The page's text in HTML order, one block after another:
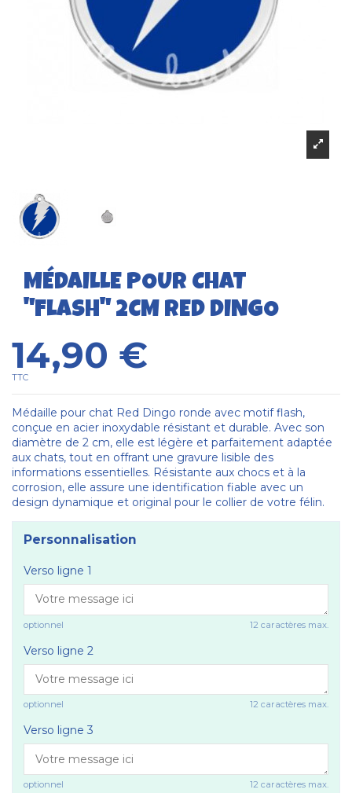
MÉDAILLE POUR CHAT
"FLASH" 2CM RED DINGO
14,90 €
TTC
Médaille pour chat Red Dingo ronde avec motif flash,
conçue en acier inoxydable résistant et durable. Avec son
diamètre de 2 cm, elle est légère et parfaitement adaptée
aux chats, tout en offrant une gravure lisible des
informations essentielles. Résistante aux chocs et à la
corrosion, elle assure une identification fiable avec un
design dynamique et original pour le collier de votre félin.
Personnalisation
Verso ligne 1
optionnel 12 caractères max.
Verso ligne 2
optionnel 12 caractères max.
Verso ligne 3
optionnel 12 caractères max.